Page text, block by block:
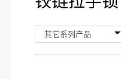
其它系列产品